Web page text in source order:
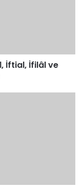
İftial, İfilâl ve